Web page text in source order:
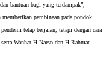
bantuan bagi yang terdampak”,
pembinaan pada pondok
tetap berjalan, tetapi dengan cara
Wanhat H.Narso dan H.Rahmat